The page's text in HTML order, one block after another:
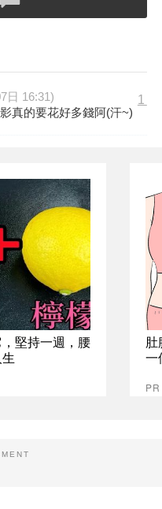
日 16:31) 1
真的要花好多錢阿(汗~)
堅持一週，腰
肚
一